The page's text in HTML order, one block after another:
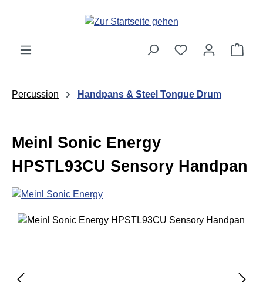
Zum Hauptinhalt springen
Percussion Handpans & Steel Tongue Drum
Meinl Sonic Energy
HPSTL93CU Sensory Handpan
Bildergalerie überspringen